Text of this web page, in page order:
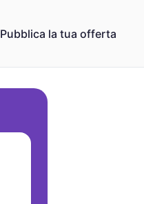
Pubblica la tua offerta